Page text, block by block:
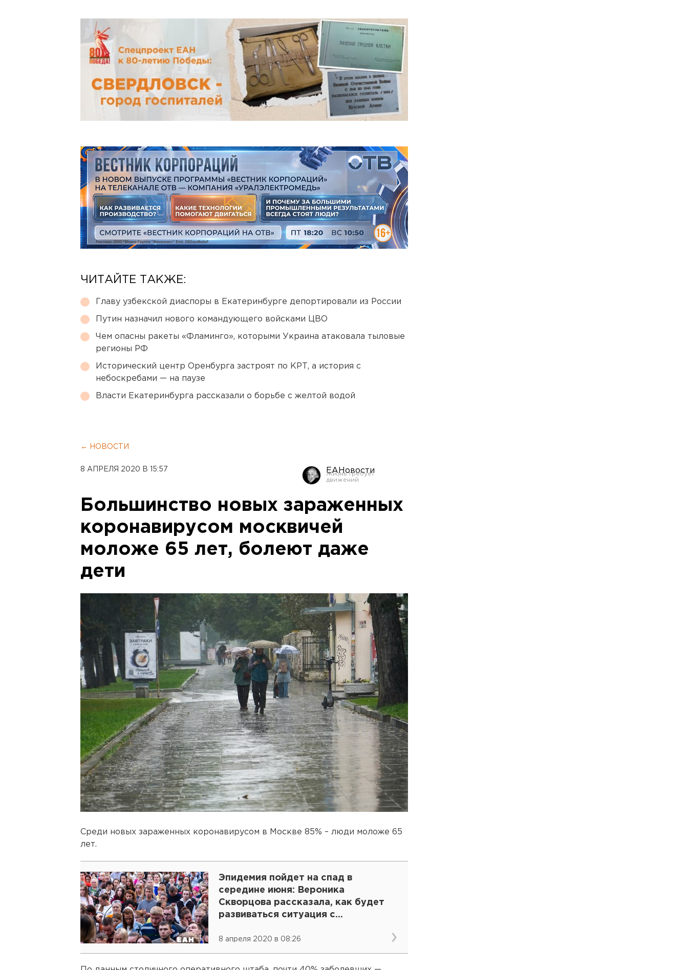
ЧИТАЙТЕ ТАКЖЕ:
Главу узбекской диаспоры в Екатеринбурге депортировали из России
Путин назначил нового командующего войсками ЦВО
Чем опасны ракеты «Фламинго», которыми Украина атаковала тыловые
регионы РФ
Исторический центр Оренбурга застроят по КРТ, а история с
небоскребами — на паузе
Власти Екатеринбурга рассказали о борьбе с желтой водой
← НОВОСТИ
8 АПРЕЛЯ 2020 В 15:57 ЕАНовости
Большинство новых зараженных
коронавирусом москвичей
моложе 65 лет, болеют даже
дети
Среди новых зараженных коронавирусом в Москве 85% – люди моложе 65
лет.
Эпидемия пойдет на спад в
середине июня: Вероника
Скворцова рассказала, как будет
развиваться ситуация с
8 апреля 2020 в 08:26